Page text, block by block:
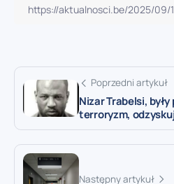
Poprzedni artykuł
Nizar Trabelsi,
terroryzm,
Następny artykuł